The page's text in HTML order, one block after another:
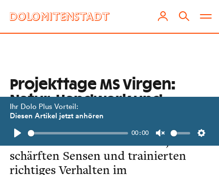
Ihr Dolo Plus Vorteil:
Diesen Artikel jetzt anhören
Play
00:00
Unmute
Projekttage MS Virgen:
Natur, Handwerk und
Nachhaltigkeit
Schüler:innen setzten Bäume,
schärften Sensen und trainierten
richtiges Verhalten im